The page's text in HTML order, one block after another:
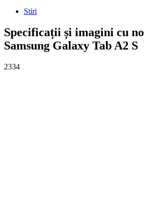
Stiri
Specificații și imagini cu
Samsung Galaxy Tab A2 S
2334